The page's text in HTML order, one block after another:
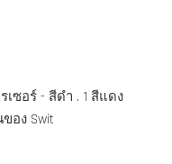
ซอร์ - สีดำ . 1 สีแดง
อง Swit